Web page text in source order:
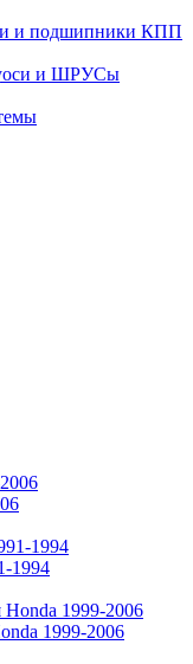
и подшипники КПП
и ШРУСы
1994
1999-2006